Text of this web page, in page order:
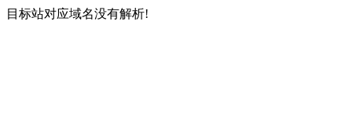
目标站对应域名没有解析!